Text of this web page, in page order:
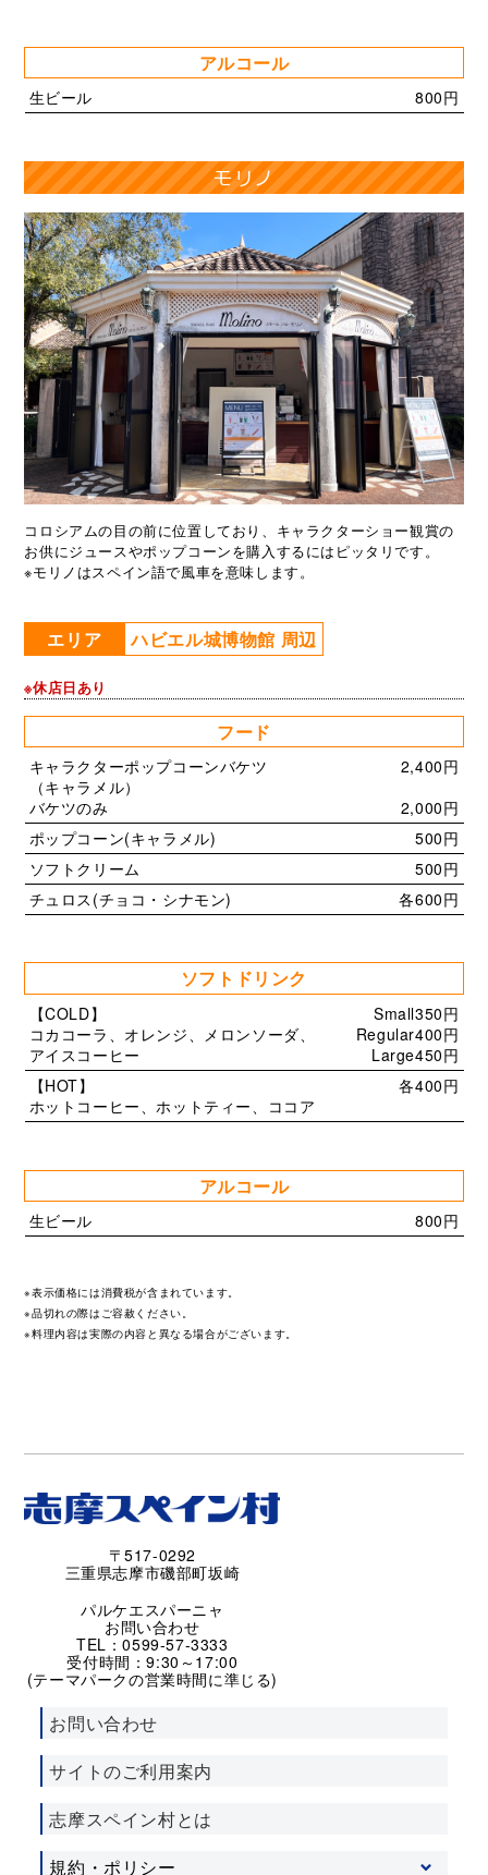
アルコール
生ビール 800円
モリノ
コロシアムの目の前に位置しており、キャラクターショー観賞の
お供にジュースやポップコーンを購入するにはピッタリです。
※モリノはスペイン語で風車を意味します。
エリア ハビエル城博物館 周辺
※休店日あり
フード
キャラクターポップコーンバケツ
（キャラメル）
バケツのみ
2,400円
2,000円
ポップコーン(キャラメル)
500円
ソフトクリーム
500円
チュロス(チョコ・シナモン)
各600円
ソフトドリンク
【COLD】
コカコーラ、オレンジ、メロンソーダ、
アイスコーヒー
Small350円
Regular400円
Large450円
【HOT】
ホットコーヒー、ホットティー、ココア
各400円
アルコール
生ビール 800円
※表示価格には消費税が含まれています。
※品切れの際はご容赦ください。
※料理内容は実際の内容と異なる場合がございます。
〒517-0292
三重県志摩市磯部町坂崎
パルケエスパーニャ
お問い合わせ
TEL：0599-57-3333
受付時間：9:30～17:00
(テーマパークの営業時間に準じる)
お問い合わせ
サイトのご利用案内
志摩スペイン村とは
規約・ポリシー